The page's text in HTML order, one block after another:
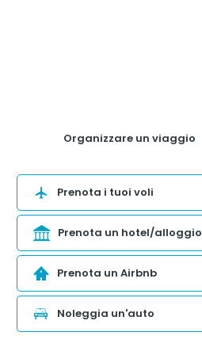
Organizzare un viaggio
Prenota i tuoi voli
Prenota un hotel/alloggio
Prenota un Airbnb
Noleggia un'auto